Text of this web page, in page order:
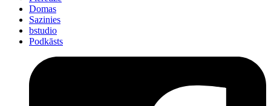
Domas
Sazinies
bstudio
Podkāsts